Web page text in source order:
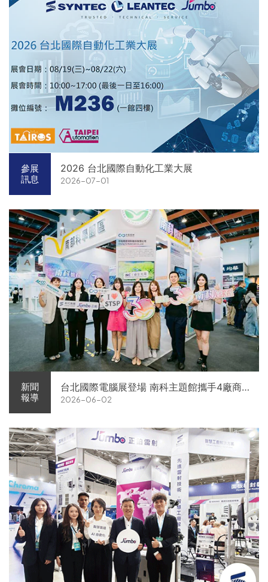
參展
訊息
2026 台北國際自動化工業大展
2026-07-01
新聞
報導
台北國際電腦展登場 南科主題館攜手4廠商
展現AI供應鏈實力
2026-06-02